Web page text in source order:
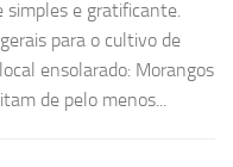
e gratificante.
para o cultivo de
ensolarado: Morangos
de pelo menos...